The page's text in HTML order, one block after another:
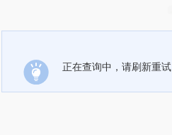
正在查询中，请刷新重试